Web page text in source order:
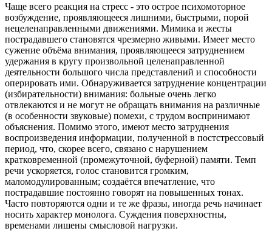
Чаще всего реакция на стресс - это острое психомоторное
возбуждение, проявляющееся лишними, быстрыми, порой
нецеленаправленными движениями. Мимика и жесты
пострадавшего становятся чрезмерно живыми. Имеет место
сужение объёма внимания, проявляющееся затруднением
удержания в кругу произвольной целенаправленной
деятельности большого числа представлений и способности
оперировать ими. Обнаруживается затруднение концентрации
(избирательности) внимания: больные очень легко
отвлекаются и не могут не обращать внимания на различные
(в особенности звуковые) помехи, с трудом воспринимают
объяснения. Помимо этого, имеют место затруднения
воспроизведения информации, полученной в постстрессовый
период, что, скорее всего, связано с нарушением
кратковременной (промежуточной, буферной) памяти. Темп
речи ускоряется, голос становится громким,
маломодулированным; создаётся впечатление, что
пострадавшие постоянно говорят на повышенных тонах.
Часто повторяются одни и те же фразы, иногда речь начинает
носить характер монолога. Суждения поверхностны,
временами лишены смысловой нагрузки.